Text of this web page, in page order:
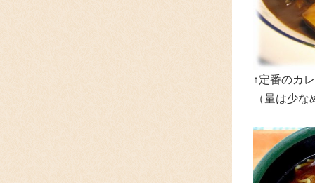
↑定番のカ
（量は少